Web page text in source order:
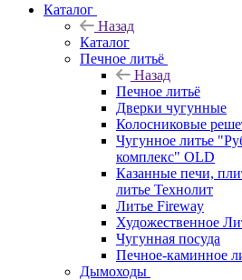
Каталог
Назад
Каталог
Печное литьё
Назад
Печное литьё
Дверки чугунные
Колосниковые
Чугунное литье
комплекс" OLD
Казанные печи,
литье Технолит
Литье Fireway
Художественное
Чугунная посуда
Печное-каминное
Дымоходы